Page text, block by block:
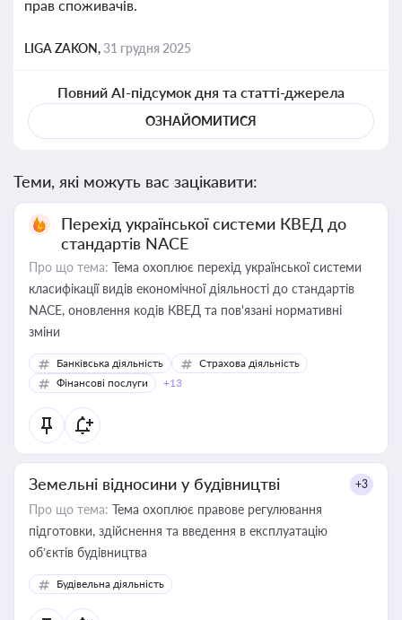
прав споживачів.
LIGA ZAKON,31 грудня 2025
Повний AI-підсумок дня та статті-джерела
ОЗНАЙОМИТИСЯ
Теми, які можуть вас зацікавити:
Перехід української системи КВЕД до
стандартів NACE
Про що тема: Тема охоплює перехід української системи
класифікації видів економічної діяльності до стандартів
NACE, оновлення кодів КВЕД та пов'язані нормативні
зміни
Банківська діяльність
Страхова діяльність
Фінансові послуги
+13
Земельні відносини у будівництві +3
Про що тема: Тема охоплює правове регулювання
підготовки, здійснення та введення в експлуатацію
об’єктів будівництва
Будівельна діяльність